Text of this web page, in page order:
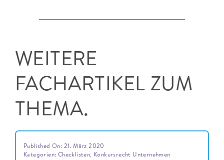
WEITERE
FACHARTIKEL ZUM
THEMA.
Published On: 21. März 2020
Kategorien: Checklisten, Konkursrecht Unternehmen